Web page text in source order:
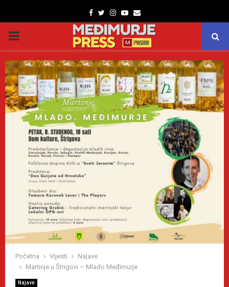
Facebook
TwitterInstagram
Youtube
Email
PRIMARY
MENU
Početna Vijesti
Najave
Martinje u Štrigovi – Mlado Međimurje
Najave